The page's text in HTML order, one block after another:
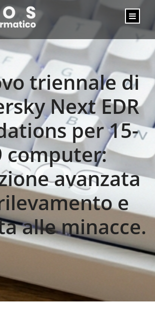
triennale di
Next EDR
per 15-
computer:
avanzata
e
alle minacce.